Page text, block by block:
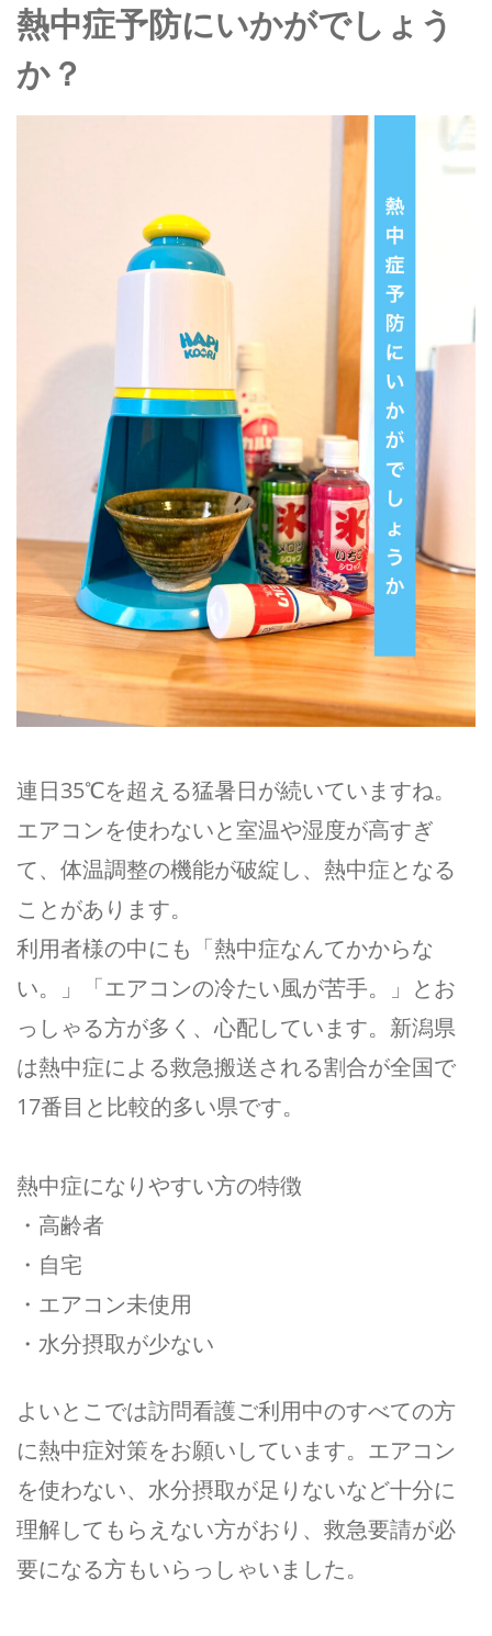
熱中症予防にいかがでしょう
か？
連日35℃を超える猛暑日が続いていますね。
エアコンを使わないと室温や湿度が高すぎ
て、体温調整の機能が破綻し、熱中症となる
ことがあります。
利用者様の中にも「熱中症なんてかからな
い。」「エアコンの冷たい風が苦手。」とお
っしゃる方が多く、心配しています。新潟県
は熱中症による救急搬送される割合が全国で
17番目と比較的多い県です。
熱中症になりやすい方の特徴
・高齢者
・自宅
・エアコン未使用
・水分摂取が少ない
よいとこでは訪問看護ご利用中のすべての方
に熱中症対策をお願いしています。エアコン
を使わない、水分摂取が足りないなど十分に
理解してもらえない方がおり、救急要請が必
要になる方もいらっしゃいました。